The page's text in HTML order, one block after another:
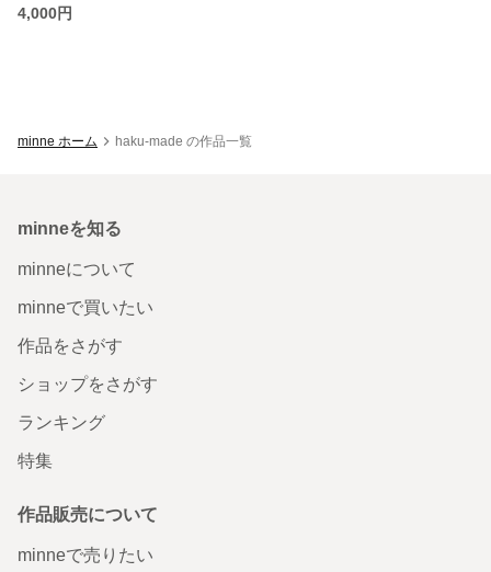
4,000円
minne ホーム haku-made の作品一覧
minneを知る
minneについて
minneで買いたい
作品をさがす
ショップをさがす
ランキング
特集
作品販売について
minneで売りたい